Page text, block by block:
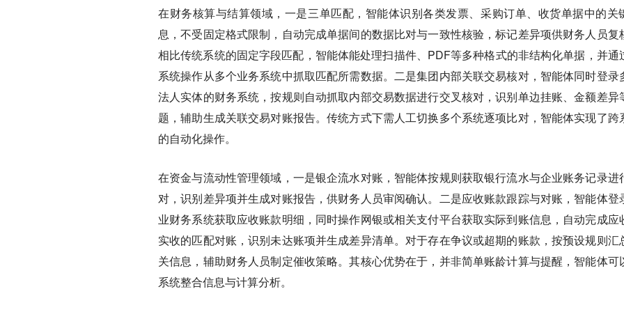
在财务核算与结算领域，一是三单匹配，智能体识别各类发票、采购订单、收货单据中的关
息，不受固定格式限制，自动完成单据间的数据比对与一致性核验，标记差异项供财务人员复
相比传统系统的固定字段匹配，智能体能处理扫描件、PDF等多种格式的非结构化单据，并通
系统操作从多个业务系统中抓取匹配所需数据。二是集团内部关联交易核对，智能体同时登录
法人实体的财务系统，按规则自动抓取内部交易数据进行交叉核对，识别单边挂账、金额差异
题，辅助生成关联交易对账报告。传统方式下需人工切换多个系统逐项比对，智能体实现了跨
的自动化操作。
在资金与流动性管理领域，一是银企流水对账，智能体按规则获取银行流水与企业账务记录进
对，识别差异项并生成对账报告，供财务人员审阅确认。二是应收账款跟踪与对账，智能体登
业财务系统获取应收账款明细，同时操作网银或相关支付平台获取实际到账信息，自动完成应
实收的匹配对账，识别未达账项并生成差异清单。对于存在争议或超期的账款，按预设规则汇
关信息，辅助财务人员制定催收策略。其核心优势在于，并非简单账龄计算与提醒，智能体可
系统整合信息与计算分析。